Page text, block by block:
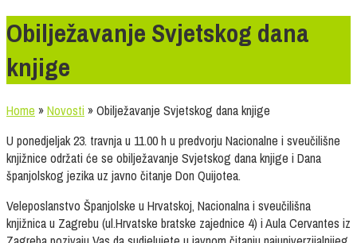
Obilježavanje Svjetskog dana
knjige
Home »Novosti »Obilježavanje Svjetskog dana knjige
U ponedjeljak 23. travnja u 11.00 h u predvorju Nacionalne i sveučilišne
knjižnice održati će se obilježavanje Svjetskog dana knjige i Dana
španjolskog jezika uz javno čitanje Don Quijotea.
Veleposlanstvo Španjolske u Hrvatskoj, Nacionalna i sveučilišna
knjižnica u Zagrebu (ul.Hrvatske bratske zajednice 4) i Aula Cervantes iz